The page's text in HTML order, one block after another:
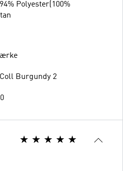
Polyester(100%
Burgundy 2